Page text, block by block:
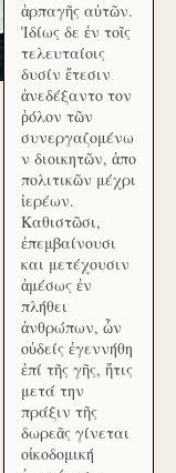
ἁρπαγῆς αὐτῶν.
Ἰδίως δε ἐν τοῖς
τελευταίοις
δυσίν ἔτεσιν
ἀνεδέξαντο τον
ῥόλον τῶν
συνεργαζομένω
ν διοικητῶν, ἀπο
πολιτικῶν μέχρι
ἱερέων.
Καθιστῶσι,
ἐπεμβαίνουσι
και μετέχουσιν
ἀμέσως ἐν
πλήθει
ἀνθρώπων, ὧν
οὐδείς ἐγεννήθη
ἐπί τῆς γῆς, ἥτις
μετά την
πράξιν τῆς
δωρεᾶς γίνεται
οἰκοδομική